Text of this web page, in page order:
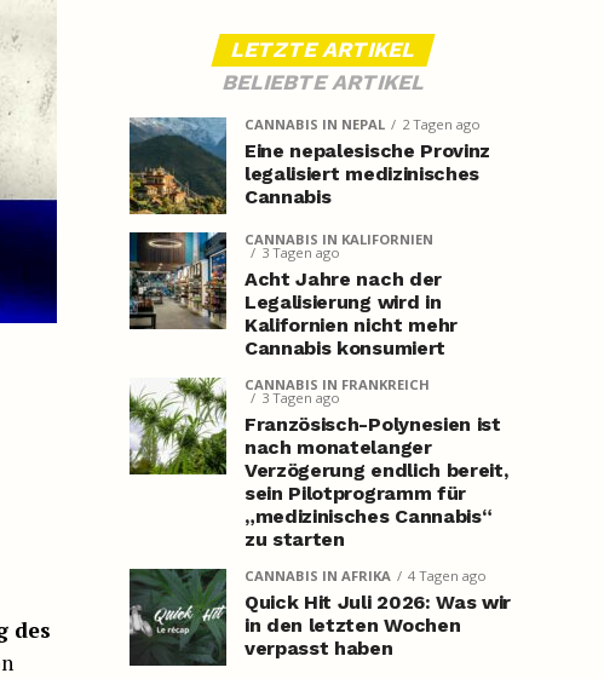
des
LETZTE ARTIKEL
BELIEBTE ARTIKEL
CANNABIS IN NEPAL 2 Tagen ago
Eine nepalesische Provinz
legalisiert medizinisches
Cannabis
CANNABIS IN KALIFORNIEN
3 Tagen ago
Acht Jahre nach der
Legalisierung wird in
Kalifornien nicht mehr
Cannabis konsumiert
CANNABIS IN FRANKREICH
3 Tagen ago
Französisch-Polynesien ist
nach monatelanger
Verzögerung endlich bereit,
sein Pilotprogramm für
„medizinisches Cannabis“
zu starten
CANNABIS IN AFRIKA 4 Tagen ago
Quick Hit Juli 2026: Was wir
in den letzten Wochen
verpasst haben